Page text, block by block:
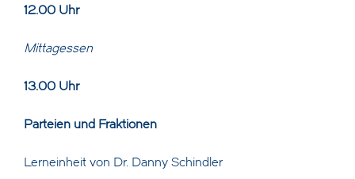
12.00 Uhr
Mittagessen
13.00 Uhr
Parteien und Fraktionen
Lerneinheit von Dr. Danny Schindler